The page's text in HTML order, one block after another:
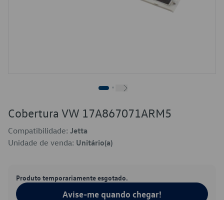
Cobertura VW 17A867071ARM5
Compatibilidade: Jetta
Unidade de venda: Unitário(a)
Produto temporariamente esgotado.
Avise-me quando chegar!